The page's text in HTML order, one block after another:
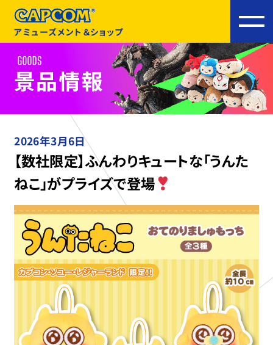
アミューズメント＆ショップ
2026年3月6日
【数社限定】ふんわりキュートな「うんた
ねこ」がプライズで登場